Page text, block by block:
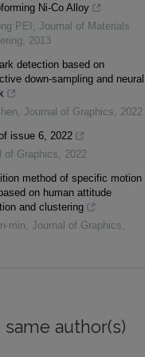
Ni-Co Alloy
PEI , Journal of Materials
, 2013
detection based on
down-sampling and neural
, Journal of Graphics, 2022
issue 6, 2022
of Graphics, 2022
method of specific motion
on human attitude
and clustering
min, Journal of Graphics,
author(s)